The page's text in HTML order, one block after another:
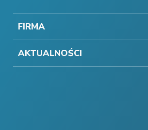
FIRMA
AKTUALNOŚCI